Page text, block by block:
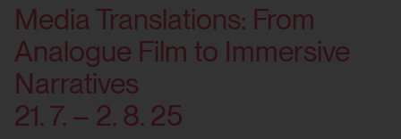
Media Translations: From
Analogue Film to Immersive
Narratives
21. 7. – 2. 8. 25